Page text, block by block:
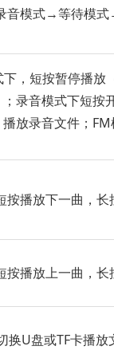
模式→等待模式
，短按暂停播
录音模式下短按
播放录音文件；
按播放下一曲，长
按播放上一曲，长
换U盘或TF卡播放